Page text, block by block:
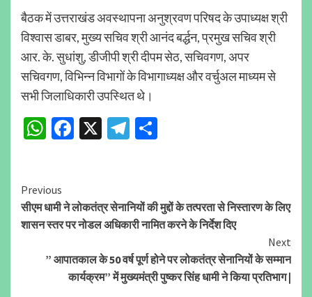
बैठक में उत्तराखंड अवस्थापना अनुश्रवण परिषद के उपाध्यक्ष श्री
विश्वास डाबर, मुख्य सचिव श्री आनंद बर्द्धन, प्रमुख सचिव श्री
आर. के. सुधांशु, डीजीपी श्री दीपम सेठ, सचिवगण, अपर
सचिवगण, विभिन्न विभागों के विभागाध्यक्ष और वर्चुअल माध्यम से
सभी जिलाधिकारी उपस्थित थे।
WhatsApp
Facebook
X Telegram
Continue
Reading
Previous
सीएम धामी ने लोकतंत्र सेनानियों की मुद्दों के तत्परता से निस्तारण के लिए
शासन स्तर पर नोडल अधिकारी नामित करने के निर्देश दिए
Next
” आपातकाल के 50 वर्ष पूर्ण होने पर लोकतंत्र सेनानियों के सम्मान
कार्यक्रम” में मुख्यमंत्री पुष्कर सिंह धामी ने किया प्रतिभाग |